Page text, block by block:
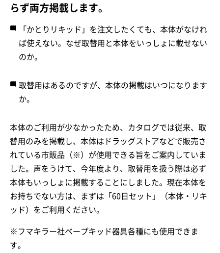
らず両方掲載します。
「かとりリキッド」を注文したくても、本体がなけれ
ば使えない。なぜ取替用と本体をいっしょに載せない
のか。
取替用はあるのですが、本体の掲載はいつになります
か。
本体のご利用が少なかったため、カタログでは従来、取
替用のみを掲載し、本体はドラッグストアなどで販売さ
れている市販品（※）が使用できる旨をご案内していま
した。声をうけて、今年度より、取替用を扱う際は必ず
本体もいっしょに掲載することにしました。現在本体を
お持ちでない方は、まずは「60日セット」（本体・リキ
ッド）をご利用ください。
※フマキラー社ベープキッド器具各種にも使用できま
す。